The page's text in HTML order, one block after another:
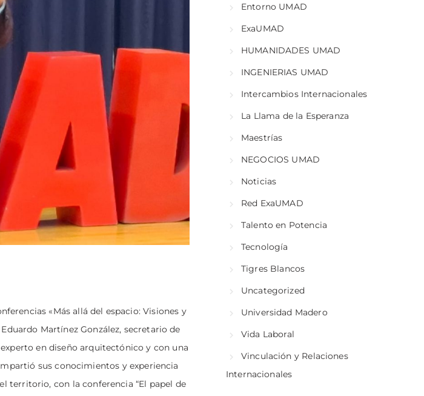
«Más allá del espacio: Visiones y
Martínez González, secretario de
en diseño arquitectónico y con una
sus conocimientos y experiencia
territorio, con la conferencia “El papel de
Entorno UMAD
ExaUMAD
HUMANIDADES UMAD
INGENIERIAS UMAD
Intercambios Internacionales
La Llama de la Esperanza
Maestrías
NEGOCIOS UMAD
Noticias
Red ExaUMAD
Talento en Potencia
Tecnología
Tigres Blancos
Uncategorized
Universidad Madero
Vida Laboral
Vinculación y Relaciones
Internacionales